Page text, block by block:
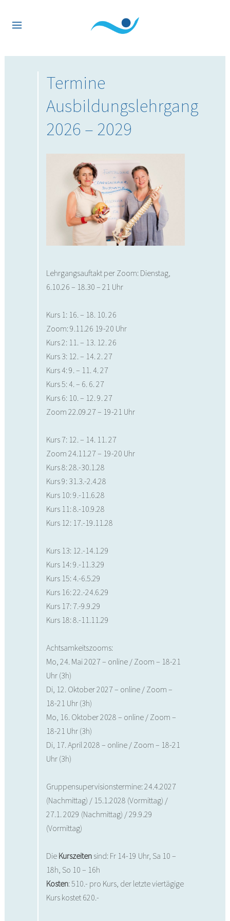
Termine
Ausbildungslehrgang
2026 – 2029
Lehrgangsauftakt per Zoom: Dienstag,
6.10.26 – 18.30 – 21 Uhr
Kurs 1: 16. – 18. 10. 26
Zoom: 9.11.26 19-20 Uhr
Kurs 2: 11. – 13. 12. 26
Kurs 3: 12. – 14. 2. 27
Kurs 4: 9. – 11. 4. 27
Kurs 5: 4. – 6. 6. 27
Kurs 6: 10. – 12. 9. 27
Zoom 22.09.27 – 19-21 Uhr
Kurs 7: 12. – 14. 11. 27
Zoom 24.11.27 – 19-20 Uhr
Kurs 8: 28.-30.1.28
Kurs 9: 31.3.-2.4.28
Kurs 10: 9.-11.6.28
Kurs 11: 8.-10.9.28
Kurs 12: 17.-19.11.28
Kurs 13: 12.-14.1.29
Kurs 14: 9.-11.3.29
Kurs 15: 4.-6.5.29
Kurs 16: 22.-24.6.29
Kurs 17: 7.-9.9.29
Kurs 18: 8.-11.11.29
Achtsamkeitszooms:
Mo, 24. Mai 2027 – online / Zoom – 18-21
Uhr (3h)
Di, 12. Oktober 2027 – online / Zoom –
18-21 Uhr (3h)
Mo, 16. Oktober 2028 – online / Zoom –
18-21 Uhr (3h)
Di, 17. April 2028 – online / Zoom – 18-21
Uhr (3h)
Gruppensupervisionstermine: 24.4.2027
(Nachmittag) / 15.1.2028 (Vormittag) /
27.1. 2029 (Nachmittag) / 29.9.29
(Vormittag)
Die Kurszeiten sind: Fr 14-19 Uhr, Sa 10 –
18h, So 10 – 16h
Kosten: 510.- pro Kurs, der letzte viertägige
Kurs kostet 620.-